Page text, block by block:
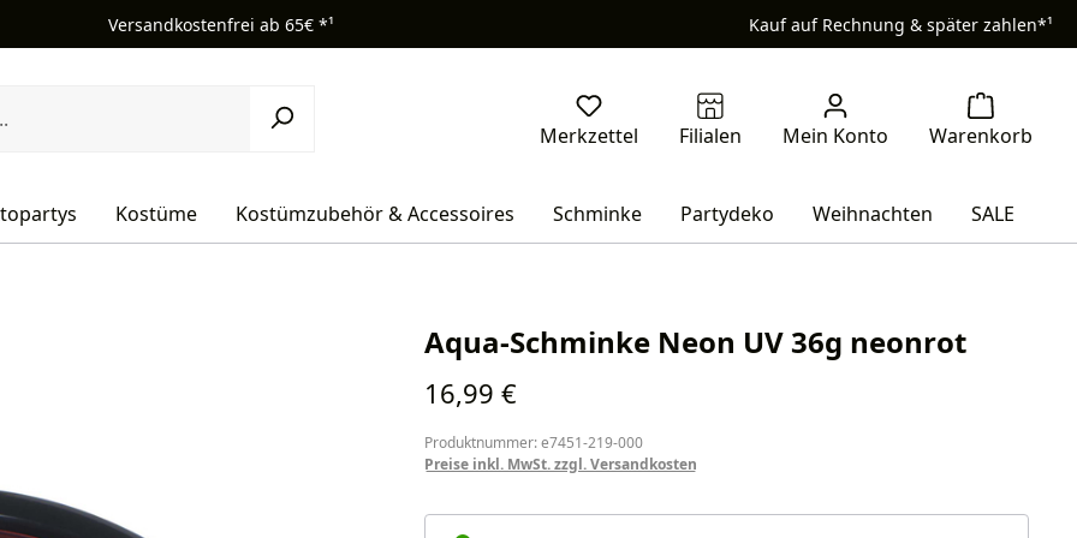
Versandkostenfrei ab 65€ *¹ Kauf auf Rechnung & später zahlen*¹
Kostüme Kostümzubehör & Accessoires Schminke Partydeko Weihnachten SALE
Aqua-Schminke Neon UV 36g neonrot
Regulärer Preis:
16,99 €
Produktnummer: e7451-219-000
Preise inkl. MwSt. zzgl. Versandkosten